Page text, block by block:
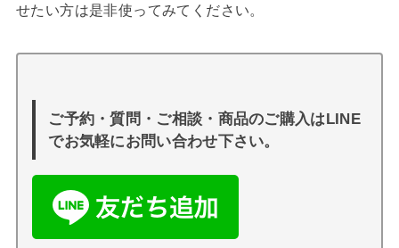
せたい方は是非使ってみてください。
ご予約・質問・ご相談・商品のご購入はLINE
でお気軽にお問い合わせ下さい。